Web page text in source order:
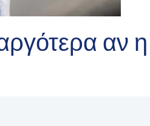
αν η